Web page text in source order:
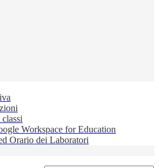
Workspace for Education
Orario dei Laboratori